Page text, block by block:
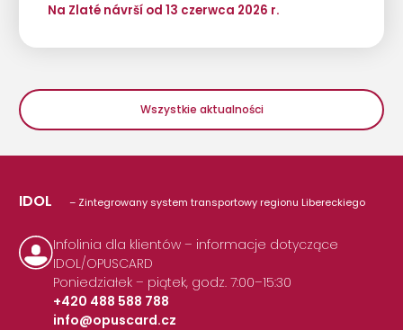
Na Zlaté návrší od 13 czerwca 2026 r.
Wszystkie aktualności
IDOL – Zintegrowany system transportowy regionu Libereckiego
Infolinia dla klientów – informacje dotyczące
IDOL/OPUSCARD
Poniedziałek – piątek, godz. 7:00–15:30
+420 488 588 788
|
info@opuscard.cz